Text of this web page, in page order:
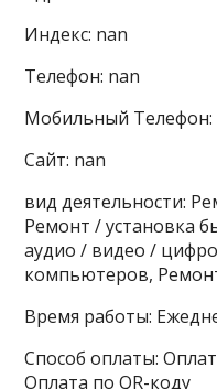
Индекс: nan
Телефон: nan
Мобильный Телефон:
Сайт: nan
вид деятельности:
Ремонт / установка
аудио / видео /
компьютеров,
Время работы:
Способ оплаты:
Оплата по QR-коду